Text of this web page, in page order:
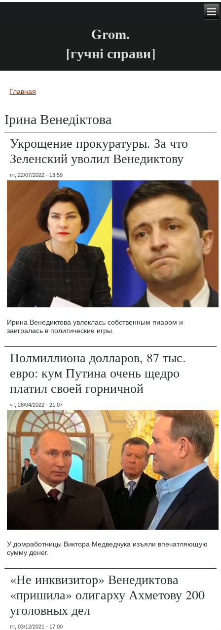
Grom.
[гучні справи]
Вы здесь
Главная
Ірина Венедіктова
Укрощение прокуратуры. За что
Зеленский уволил Венедиктову
пт, 22/07/2022 - 13:59
Ирина Венедиктова увлеклась собственным пиаром и
заигралась в политические игры.
Полмиллиона долларов, 87 тыс.
евро: кум Путина очень щедро
платил своей горничной
чт, 28/04/2022 - 21:07
У домработницы Виктора Медведчука изъяли впечатляющую
сумму денег.
«Не инквизитор» Венедиктова
«пришила» олигарху Ахметову 200
уголовных дел
пт, 03/12/2021 - 17:00